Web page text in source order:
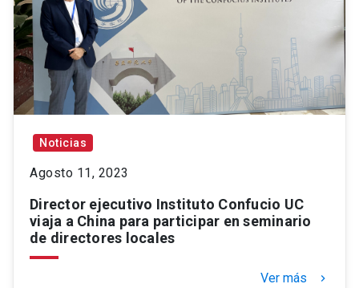
Noticias
Agosto 11, 2023
Director ejecutivo Instituto Confucio UC
viaja a China para participar en seminario
de directores locales
Ver más keyboard_arrow_right